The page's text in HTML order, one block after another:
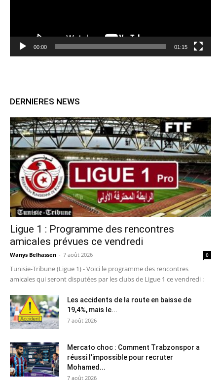
00:00 01:15
DERNIERES NEWS
Ligue 1 : Programme des rencontres
amicales prévues ce vendredi
Wanys Belhassen - 7 août 2026 0
Tunisie-Tribune (Ligue 1) - Voici le programme des rencontres
amicales qui seront disputées par les clubs de Ligue 1 ce vendredi :
Les accidents de la route en baisse de
19,4%, mais le...
7 août 2026
Mercato choc : Comment Trabzonspor a
réussi l’impossible pour recruter
Mohamed...
7 août 2026